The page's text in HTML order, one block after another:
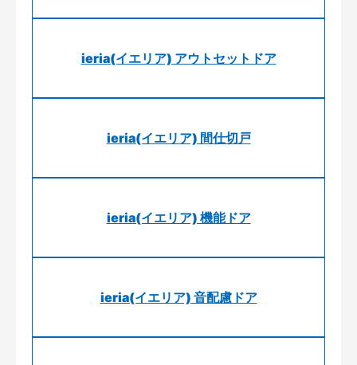
ieria(イエリア) アウトセットドア
ieria(イエリア) 間仕切戸
ieria(イエリア) 機能ドア
ieria(イエリア) 音配慮ドア